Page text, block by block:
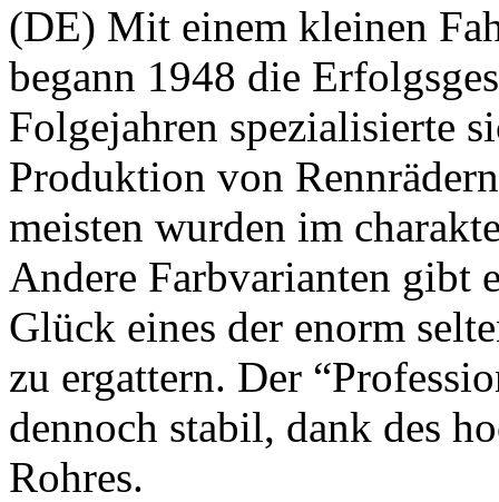
(DE) Mit einem kleinen
begann 1948 die
Folgejahren spezialisierte
Produktion von
meisten wurden im
Andere Farbvarianten gibt
Glück eines der enorm
zu ergattern. Der
dennoch stabil, dank des
Rohres.